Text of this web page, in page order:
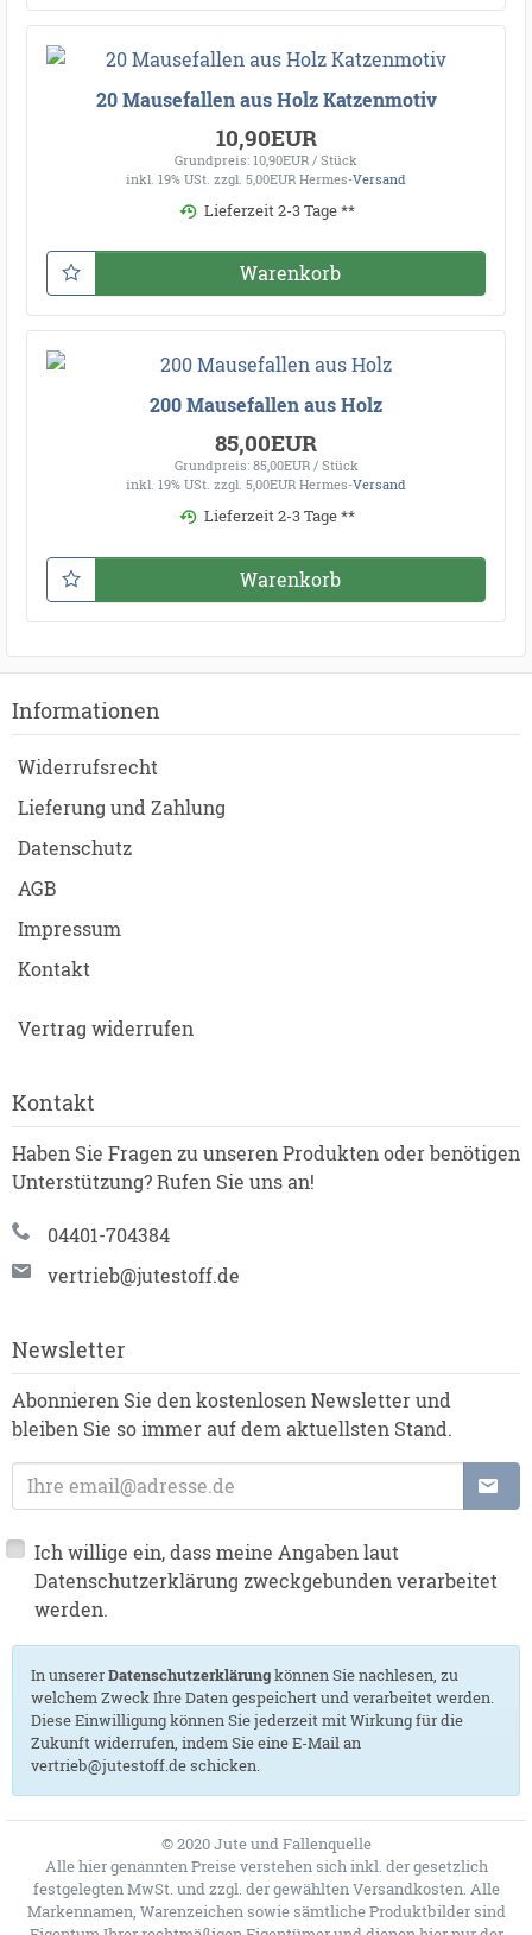
20 Mausefallen aus Holz Katzenmotiv
10,90EUR
Grundpreis: 10,90EUR / Stück
inkl. 19% USt. zzgl. 5,00EUR Hermes-Versand
Lieferzeit 2-3 Tage **
Warenkorb
200 Mausefallen aus Holz
85,00EUR
Grundpreis: 85,00EUR / Stück
inkl. 19% USt. zzgl. 5,00EUR Hermes-Versand
Lieferzeit 2-3 Tage **
Warenkorb
Informationen
Widerrufsrecht
Lieferung und Zahlung
Datenschutz
AGB
Impressum
Kontakt
Vertrag widerrufen
Kontakt
Haben Sie Fragen zu unseren Produkten oder benötigen
Unterstützung? Rufen Sie uns an!
04401-704384
vertrieb@jutestoff.de
Newsletter
Abonnieren Sie den kostenlosen Newsletter und
bleiben Sie so immer auf dem aktuellsten Stand.
E-Mailadresse
Ich willige ein, dass meine Angaben laut
Datenschutzerklärung zweckgebunden verarbeitet
werden.
In unsererDatenschutzerklärungkönnen Sie nachlesen, zu
welchem Zweck Ihre Daten gespeichert und verarbeitet werden.
Diese Einwilligung können Sie jederzeit mit Wirkung für die
Zukunft widerrufen, indem Sie eine E-Mail an
vertrieb@jutestoff.de schicken.
© 2020 Jute und Fallenquelle
Alle hier genannten Preise verstehen sich inkl. der gesetzlich
festgelegten MwSt. und zzgl. der gewählten Versandkosten. Alle
Markennamen, Warenzeichen sowie sämtliche Produktbilder sind